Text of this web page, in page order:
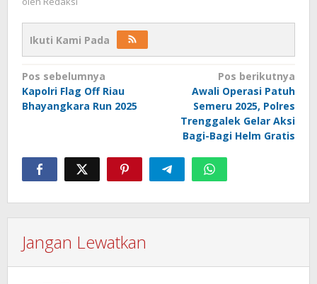
Ikuti Kami Pada
Navigasi
pos
Pos sebelumnya
Kapolri Flag Off Riau
Bhayangkara Run 2025
Pos berikutnya
Awali Operasi Patuh
Semeru 2025, Polres
Trenggalek Gelar Aksi
Bagi-Bagi Helm Gratis
Jangan Lewatkan